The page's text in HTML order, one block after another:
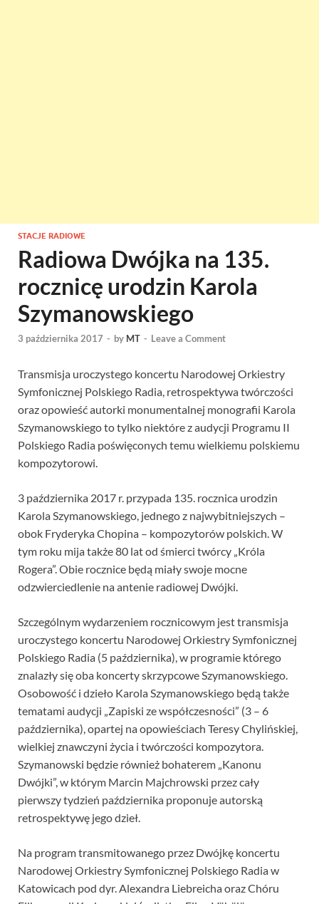
STACJE RADIOWE
Radiowa Dwójka na 135.
rocznicę urodzin Karola
Szymanowskiego
3 października 2017 - by MT - Leave a Comment
Transmisja uroczystego koncertu Narodowej Orkiestry
Symfonicznej Polskiego Radia, retrospektywa twórczości
oraz opowieść autorki monumentalnej monografii Karola
Szymanowskiego to tylko niektóre z audycji Programu II
Polskiego Radia poświęconych temu wielkiemu polskiemu
kompozytorowi.
3 października 2017 r. przypada 135. rocznica urodzin
Karola Szymanowskiego, jednego z najwybitniejszych –
obok Fryderyka Chopina – kompozytorów polskich. W
tym roku mija także 80 lat od śmierci twórcy „Króla
Rogera”. Obie rocznice będą miały swoje mocne
odzwierciedlenie na antenie radiowej Dwójki.
Szczególnym wydarzeniem rocznicowym jest transmisja
uroczystego koncertu Narodowej Orkiestry Symfonicznej
Polskiego Radia (5 października), w programie którego
znalazły się oba koncerty skrzypcowe Szymanowskiego.
Osobowość i dzieło Karola Szymanowskiego będą także
tematami audycji „Zapiski ze współczesności” (3 – 6
października), opartej na opowieściach Teresy Chylińskiej,
wielkiej znawczyni życia i twórczości kompozytora.
Szymanowski będzie również bohaterem „Kanonu
Dwójki”, w którym Marcin Majchrowski przez cały
pierwszy tydzień października proponuje autorską
retrospektywę jego dzieł.
Na program transmitowanego przez Dwójkę koncertu
Narodowej Orkiestry Symfonicznej Polskiego Radia w
Katowicach pod dyr. Alexandra Liebreicha oraz Chóru